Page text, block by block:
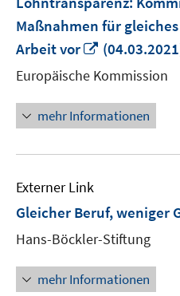
Maßnahmen für
Arbeit vor
In
neuem
Fenster
öffnen
Europäische Kommission
mehr Informationen
Externer Link
Gleicher Beruf, weniger
Hans-Böckler-Stiftung
mehr Informationen